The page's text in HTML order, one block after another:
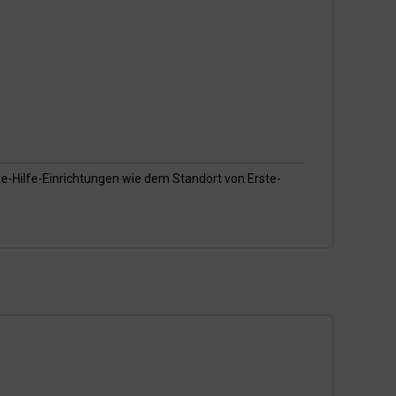
Hilfe-Einrichtungen wie dem Standort von Erste-